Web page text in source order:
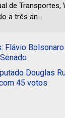
de Transportes,
a três an...
Flávio
Douglas
45 votos